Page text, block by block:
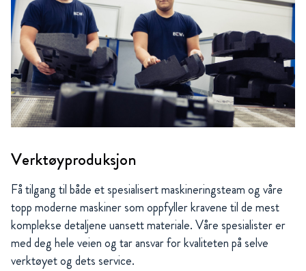
Verktøyproduksjon
Få tilgang til både et spesialisert maskineringsteam og våre
topp moderne maskiner som oppfyller kravene til de mest
komplekse detaljene uansett materiale. Våre spesialister er
med deg hele veien og tar ansvar for kvaliteten på selve
verktøyet og dets service.